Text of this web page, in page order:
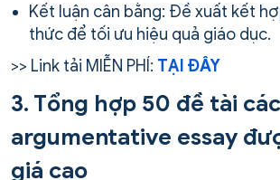
Kết luận cân bằng: Đề xuất kết
thức để tối ưu hiệu quả giáo dục.
>> Link tải MIỄN PHÍ: TẠI ĐÂY
3. Tổng hợp 50 đề tài
argumentative essay
giá cao